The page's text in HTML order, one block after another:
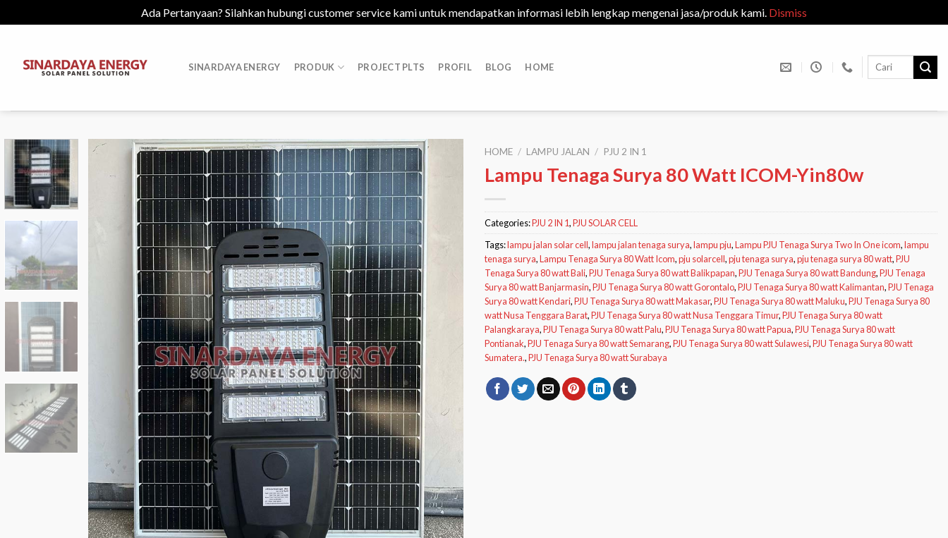
Ada Pertanyaan? Silahkan hubungi customer service kami untuk mendapatkan informasi lebih lengkap mengenai jasa/produk kami. Dismiss
content
SINARDAYA ENERGY PRODUK PROJECT PLTS PROFIL BLOG HOME
Search
Wishlist
HOME / LAMPU JALAN / PJU 2 IN 1
Lampu Tenaga Surya 80 Watt ICOM-Yin80w
Categories:PJU 2 IN 1,PJU SOLAR CELL
Tags:lampu jalan solar cell,lampu jalan tenaga surya,lampu pju,Lampu PJU Tenaga Surya Two In One icom,lampu
tenaga surya,Lampu Tenaga Surya 80 Watt Icom,pju solarcell,pju tenaga surya,pju tenaga surya 80 watt,PJU
Tenaga Surya 80 watt Bali,PJU Tenaga Surya 80 watt Balikpapan,PJU Tenaga Surya 80 watt Bandung,PJU Tenaga
Surya 80 watt Banjarmasin,PJU Tenaga Surya 80 watt Gorontalo,PJU Tenaga Surya 80 watt Kalimantan,PJU Tenaga
Surya 80 watt Kendari,PJU Tenaga Surya 80 watt Makasar,PJU Tenaga Surya 80 watt Maluku,PJU Tenaga Surya 80
watt Nusa Tenggara Barat,PJU Tenaga Surya 80 watt Nusa Tenggara Timur,PJU Tenaga Surya 80 watt
Palangkaraya,PJU Tenaga Surya 80 watt Palu,PJU Tenaga Surya 80 watt Papua,PJU Tenaga Surya 80 watt
Pontianak,PJU Tenaga Surya 80 watt Semarang,PJU Tenaga Surya 80 watt Sulawesi,PJU Tenaga Surya 80 watt
Sumatera.,PJU Tenaga Surya 80 watt Surabaya